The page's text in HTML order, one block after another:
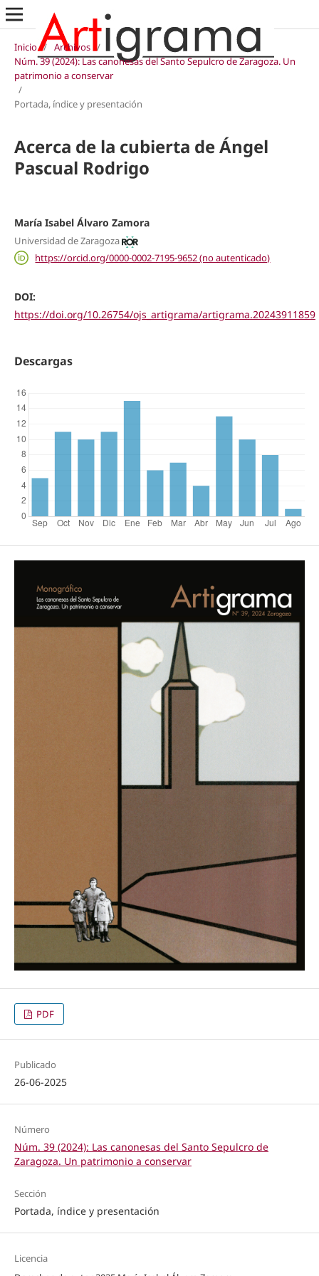
Inicio / Archivos /
Núm. 39 (2024): Las canonesas del Santo Sepulcro de Zaragoza. Un
patrimonio a conservar
/
Portada, índice y presentación
Acerca de la cubierta de Ángel
Pascual Rodrigo
María Isabel Álvaro Zamora
Universidad de Zaragoza
https://orcid.org/0000-0002-7195-9652 (no autenticado)
DOI:
https://doi.org/10.26754/ojs_artigrama/artigrama.20243911859
Descargas
PDF
Publicado
26-06-2025
Número
Núm. 39 (2024): Las canonesas del Santo Sepulcro de
Zaragoza. Un patrimonio a conservar
Sección
Portada, índice y presentación
Licencia